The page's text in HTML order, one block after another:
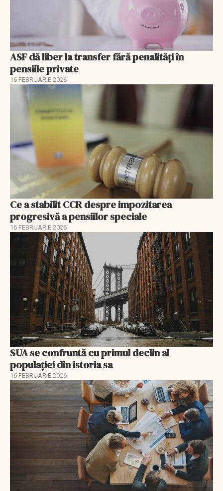
ASF dă liber la transfer fără penalități în
pensiile private
16 FEBRUARIE 2026
Ce a stabilit CCR despre impozitarea
progresivă a pensiilor speciale
16 FEBRUARIE 2026
SUA se confruntă cu primul declin al
populației din istoria sa
16 FEBRUARIE 2026